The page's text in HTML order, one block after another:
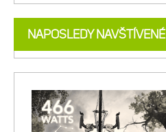
NAPOSLEDY NAVŠTÍVENÉ